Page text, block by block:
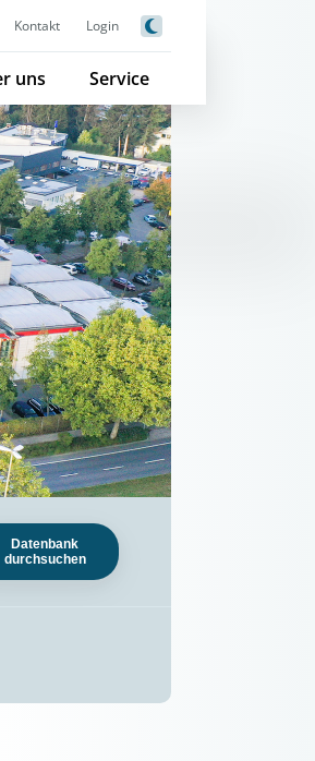
Kontakt Login
uns Service
Datenbank
durchsuchen